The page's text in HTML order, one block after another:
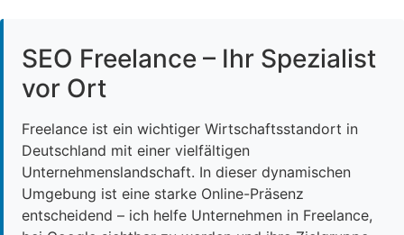
SEO Freelance – Ihr Spezialist
vor Ort
Freelance ist ein wichtiger Wirtschaftsstandort in
Deutschland mit einer vielfältigen
Unternehmenslandschaft. In dieser dynamischen
Umgebung ist eine starke Online-Präsenz
entscheidend – ich helfe Unternehmen in Freelance,